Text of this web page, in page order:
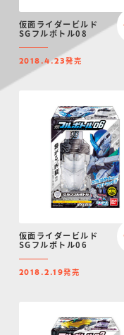
仮面ライダービルド
SGフルボトル08
2018.4.23発売
仮面ライダービルド
SGフルボトル06
2018.2.19発売